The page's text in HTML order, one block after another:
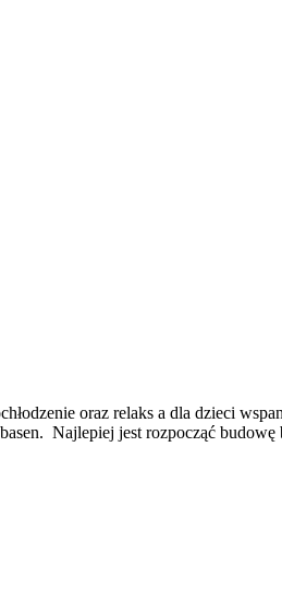
oraz relaks a dla dzieci
Najlepiej jest rozpocząć